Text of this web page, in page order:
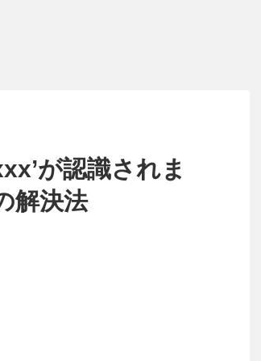
が認識されま
解決法